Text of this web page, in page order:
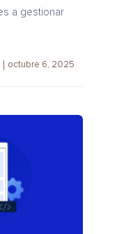
a gestionar
octubre 6, 2025